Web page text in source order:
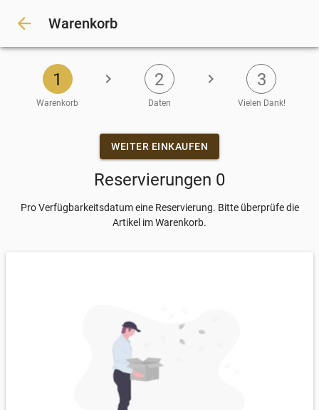
arrow_back Warenkorb
1
Warenkorb
chevron_right 2
Daten
chevron_right 3
Vielen Dank!
WEITER EINKAUFEN
Reservierungen 0
Pro Verfügbarkeitsdatum eine Reservierung. Bitte überprüfe die
Artikel im Warenkorb.